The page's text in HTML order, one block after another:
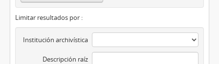
Limitar resultados por :
Institución archivística
Descripción raíz